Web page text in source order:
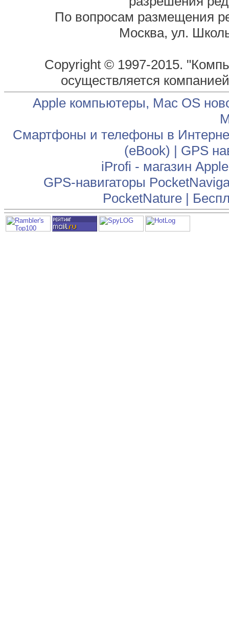
По вопросам размещения
Москва, ул.
Copyright © 1997-2015.
осуществляется
Apple компьютеры, Mac OS
Смартфоны и телефоны в
(eBook) | GPS
iProfi - магазин
GPS-навигаторы
PocketNature|